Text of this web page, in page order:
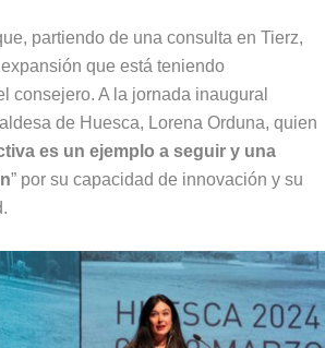
partiendo de una consulta en Tierz,
que está teniendo
consejero. A la jornada inaugural
de Huesca, Lorena Orduna, quien
es un ejemplo a seguir y una
” por su capacidad de innovación y su